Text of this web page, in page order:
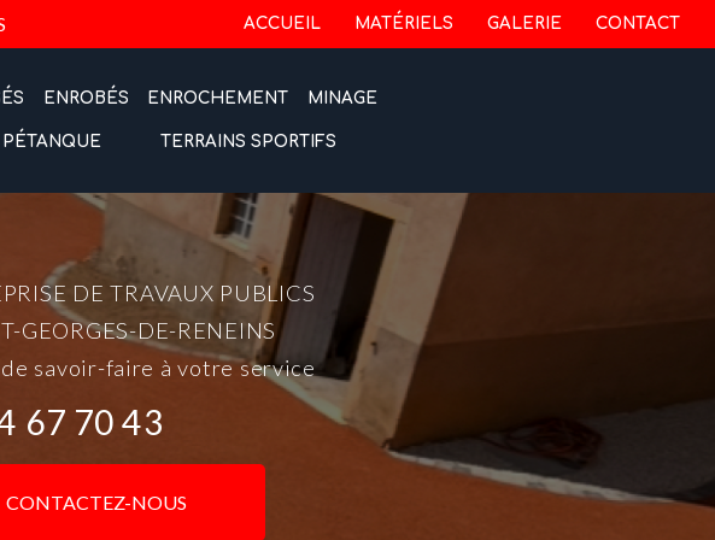
Navigation secondaire
ACCUEIL MATÉRIELS GALERIE CONTACT
ENROBÉS ENROCHEMENT MINAGE
PÉTANQUE TERRAINS SPORTIFS
DE TRAVAUX PUBLICS
GEORGES-DE-RENEINS
de savoir-faire à votre service
67 70 43
CONTACTEZ-NOUS